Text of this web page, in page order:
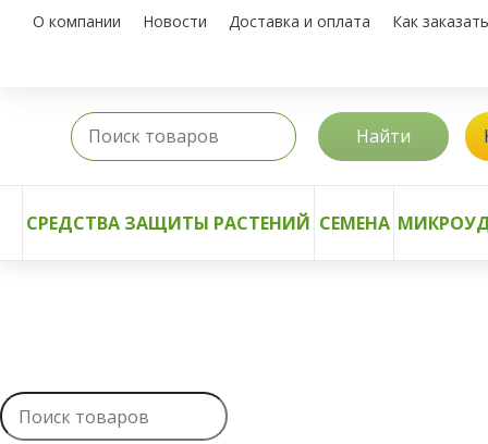
О компании Новости Доставка и оплата Как заказать
Найти
СРЕДСТВА ЗАЩИТЫ РАСТЕНИЙ СЕМЕНА